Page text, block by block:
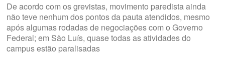
De acordo com os grevistas, movimento paredista ainda
não teve nenhum dos pontos da pauta atendidos, mesmo
após algumas rodadas de negociações com o Governo
Federal; em São Luís, quase todas as atividades do
campus estão paralisadas